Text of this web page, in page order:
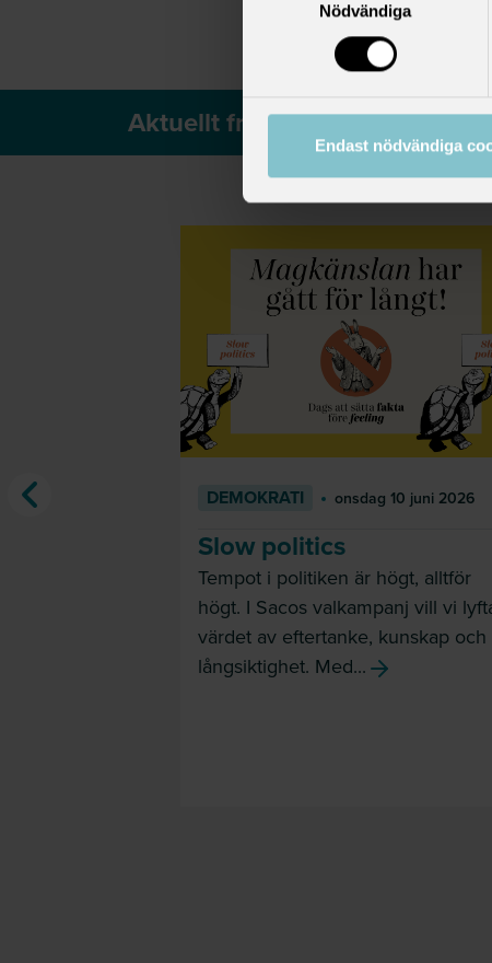
Nödvändiga
Endast nödvändiga
Aktuellt från Saco
DEMOKRATI onsdag 10 juni 2026
Slow politics
Tempot i politiken är högt, alltför
högt. I Sacos valkampanj vill vi
värdet av eftertanke, kunskap och
långsiktighet. Med...